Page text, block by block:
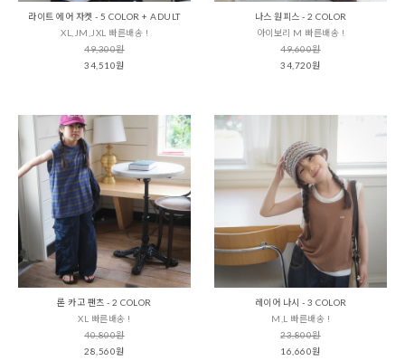
라이트 에어 자켓 - 5 COLOR + ADULT
XL,JM,JXL 빠른배송 !
49,300원
34,510원
나스 원피스 - 2 COLOR
아이보리 M 빠른배송 !
49,600원
34,720원
론 카고 팬츠 - 2 COLOR
XL 빠른배송 !
40,800원
28,560원
레이어 나시 - 3 COLOR
M,L 빠른배송 !
23,800원
16,660원